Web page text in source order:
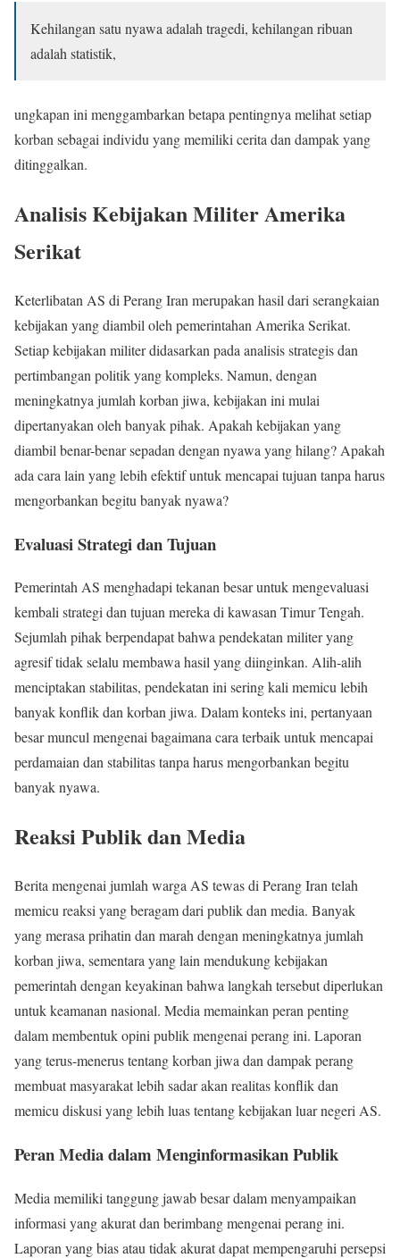
Kehilangan satu nyawa adalah tragedi, kehilangan ribuan
adalah statistik,
ungkapan ini menggambarkan betapa pentingnya melihat setiap
korban sebagai individu yang memiliki cerita dan dampak yang
ditinggalkan.
Analisis Kebijakan Militer Amerika
Serikat
Keterlibatan AS di Perang Iran merupakan hasil dari serangkaian
kebijakan yang diambil oleh pemerintahan Amerika Serikat.
Setiap kebijakan militer didasarkan pada analisis strategis dan
pertimbangan politik yang kompleks. Namun, dengan
meningkatnya jumlah korban jiwa, kebijakan ini mulai
dipertanyakan oleh banyak pihak. Apakah kebijakan yang
diambil benar-benar sepadan dengan nyawa yang hilang? Apakah
ada cara lain yang lebih efektif untuk mencapai tujuan tanpa harus
mengorbankan begitu banyak nyawa?
Evaluasi Strategi dan Tujuan
Pemerintah AS menghadapi tekanan besar untuk mengevaluasi
kembali strategi dan tujuan mereka di kawasan Timur Tengah.
Sejumlah pihak berpendapat bahwa pendekatan militer yang
agresif tidak selalu membawa hasil yang diinginkan. Alih-alih
menciptakan stabilitas, pendekatan ini sering kali memicu lebih
banyak konflik dan korban jiwa. Dalam konteks ini, pertanyaan
besar muncul mengenai bagaimana cara terbaik untuk mencapai
perdamaian dan stabilitas tanpa harus mengorbankan begitu
banyak nyawa.
Reaksi Publik dan Media
Berita mengenai jumlah warga AS tewas di Perang Iran telah
memicu reaksi yang beragam dari publik dan media. Banyak
yang merasa prihatin dan marah dengan meningkatnya jumlah
korban jiwa, sementara yang lain mendukung kebijakan
pemerintah dengan keyakinan bahwa langkah tersebut diperlukan
untuk keamanan nasional. Media memainkan peran penting
dalam membentuk opini publik mengenai perang ini. Laporan
yang terus-menerus tentang korban jiwa dan dampak perang
membuat masyarakat lebih sadar akan realitas konflik dan
memicu diskusi yang lebih luas tentang kebijakan luar negeri AS.
Peran Media dalam Menginformasikan Publik
Media memiliki tanggung jawab besar dalam menyampaikan
informasi yang akurat dan berimbang mengenai perang ini.
Laporan yang bias atau tidak akurat dapat mempengaruhi persepsi